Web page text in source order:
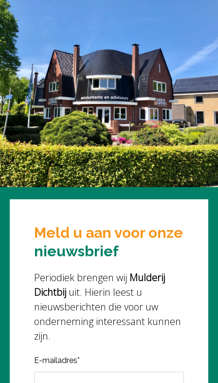
Meld u aan voor onze
nieuwsbrief
Periodiek brengen wij Mulderij
Dichtbij uit. Hierin leest u
nieuwsberichten die voor uw
onderneming interessant kunnen
zijn.
E-mailadres*